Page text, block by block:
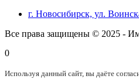
г. Новосибирск, ул.
Все права защищены © 2025 -
0
Используя данный сайт, вы даёте